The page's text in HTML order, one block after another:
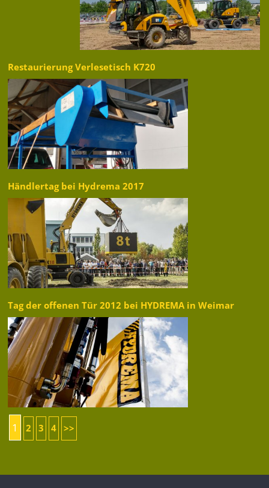
Restaurierung Verlesetisch K720
Händlertag bei Hydrema 2017
Tag der offenen Tür 2012 bei HYDREMA in Weimar
1 2 3 4 >>